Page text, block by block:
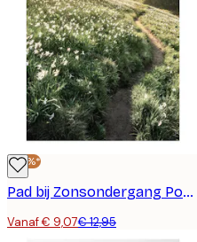
-30%*
Pad bij Zonsondergang Poster
Vanaf € 9,07€ 12,95